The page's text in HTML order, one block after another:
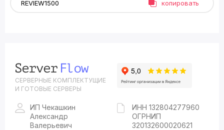
копировать
СЕРВЕРНЫЕ КОМПЛЕКТУЩИЕ
И ГОТОВЫЕ СЕРВЕРЫ
ИП Чекашкин
Александр
Валерьевич
ИНН 132804277960
ОГРНИП
320132600020621